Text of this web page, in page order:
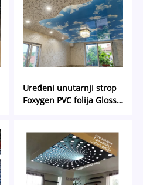
Uređeni unutarnji strop
Foxygen PVC folija Glossy
Pop dizajn Nebo Glossy
rastegnuti strop